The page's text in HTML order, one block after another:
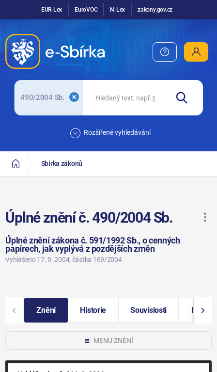
EUR-Lex EuroVOC N-Lex zakony.gov.cz
490/2004 Sb.
Rozšířené vyhledávání
Sbírka zákonů
Úplné znění č. 490/2004 Sb.
Úplné znění zákona č. 591/1992 Sb., o cenných
papírech, jak vyplývá z pozdějších změn
Vyhlášeno 17. 9. 2004, částka 169/2004
Znění Historie Souvislosti Další
MENU ZNĚNÍ